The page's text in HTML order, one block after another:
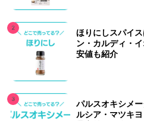
ほりにしスパイ
ン・カルディ・
安値も紹介
パルスオキシメ
ルシア・マツキ